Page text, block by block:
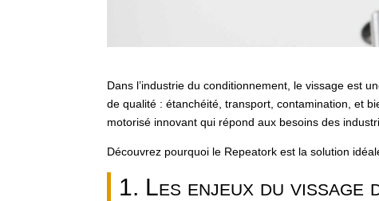
Dans l’industrie du conditionnement, le vissage est
de qualité : étanchéité, transport, contamination, et
motorisé innovant qui répond aux besoins des
Découvrez pourquoi le Repeatork est la solution
1. Les enjeux du vissage